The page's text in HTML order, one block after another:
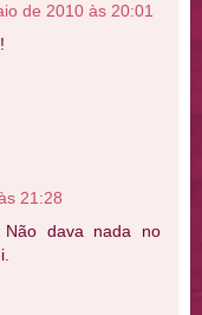
de 2010 às 20:01
21:28
dava nada no